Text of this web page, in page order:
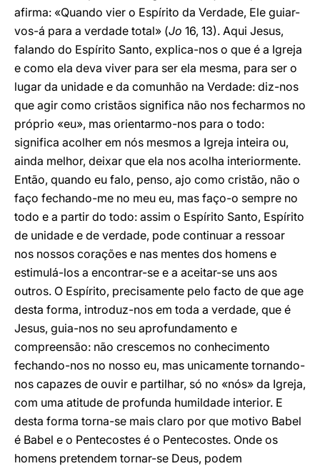
afirma: «Quando vier o Espírito da Verdade, Ele guiar-
vos-á para a verdade total» (Jo 16, 13). Aqui Jesus,
falando do Espírito Santo, explica-nos o que é a Igreja
e como ela deva viver para ser ela mesma, para ser o
lugar da unidade e da comunhão na Verdade: diz-nos
que agir como cristãos significa não nos fecharmos no
próprio «eu», mas orientarmo-nos para o todo:
significa acolher em nós mesmos a Igreja inteira ou,
ainda melhor, deixar que ela nos acolha interiormente.
Então, quando eu falo, penso, ajo como cristão, não o
faço fechando-me no meu eu, mas faço-o sempre no
todo e a partir do todo: assim o Espírito Santo, Espírito
de unidade e de verdade, pode continuar a ressoar
nos nossos corações e nas mentes dos homens e
estimulá-los a encontrar-se e a aceitar-se uns aos
outros. O Espírito, precisamente pelo facto de que age
desta forma, introduz-nos em toda a verdade, que é
Jesus, guia-nos no seu aprofundamento e
compreensão: não crescemos no conhecimento
fechando-nos no nosso eu, mas unicamente tornando-
nos capazes de ouvir e partilhar, só no «nós» da Igreja,
com uma atitude de profunda humildade interior. E
desta forma torna-se mais claro por que motivo Babel
é Babel e o Pentecostes é o Pentecostes. Onde os
homens pretendem tornar-se Deus, podem